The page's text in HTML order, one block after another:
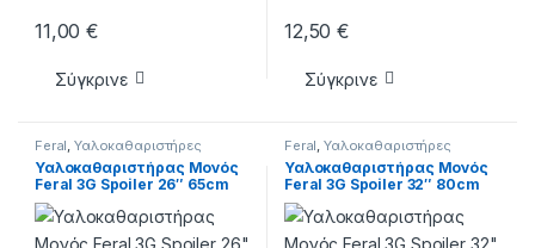
11,00€
Σύγκρινε
12,50€
Σύγκρινε
Feral,Υαλοκαθαριστήρες
Υαλοκαθαριστήρας Μονός
Feral 3G Spoiler 26″ 65cm
Feral,Υαλοκαθαριστήρες
Υαλοκαθαριστήρας Μονός
Feral 3G Spoiler 32″ 80cm